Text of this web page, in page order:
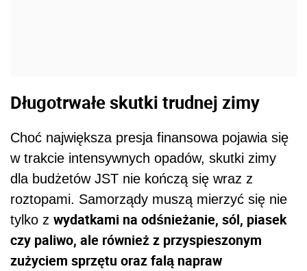
Długotrwałe skutki trudnej zimy
Choć największa presja finansowa pojawia się
w trakcie intensywnych opadów, skutki zimy
dla budżetów JST nie kończą się wraz z
roztopami. Samorządy muszą mierzyć się nie
tylko z wydatkami na odśnieżanie, sól, piasek
czy paliwo, ale również z przyspieszonym
zużyciem sprzętu oraz falą napraw